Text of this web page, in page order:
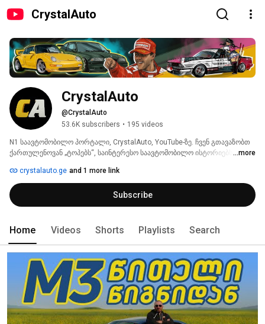
CrystalAuto
CrystalAuto
@CrystalAuto
53.6K subscribers • 195 videos
N1 საავტომობილო პორტალი, CrystalAuto, YouTube-ზე. ჩვენ გთავაზობთ
ქართულენოვან „ტოპებს“, საინტერესო საავტომობილო ისტორიებს,
კონტენტს. გამოიწერეთ არხი, რათა არ გამოტოვოთ ჩვენი ვიდეოები!
...more
crystalauto.ge and 1 more link
Subscribe
Home Videos Shorts Playlists Search